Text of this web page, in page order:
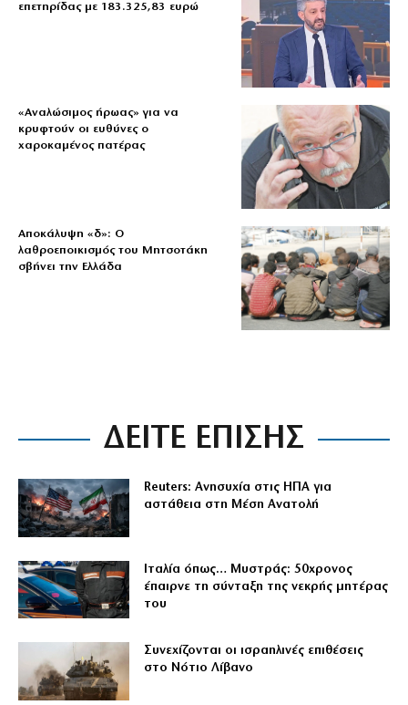
επετηρίδας με 183.325,83 ευρώ
«Aναλώσιμος ήρωας» για να
κρυφτούν οι ευθύνες ο
χαροκαμένος πατέρας
Αποκάλυψη «δ»: Ο
λαθροεποικισμός του Μητσοτάκη
σβήνει την Ελλάδα
ΔΕΙΤΕ ΕΠΙΣΗΣ
Reuters: Ανησυχία στις ΗΠΑ για
αστάθεια στη Μέση Ανατολή
Ιταλία όπως… Μυστράς: 50χρονος
έπαιρνε τη σύνταξη της νεκρής μητέρας
του
Συνεχίζονται οι ισραηλινές επιθέσεις
στο Νότιο Λίβανο